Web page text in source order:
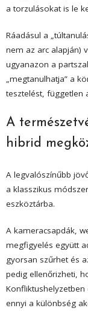
a torzulásokat is le
Ráadásul a
nem az arc alapján)
ugyanazon a
„megtanulhatja” a
tesztelést, független
A
hibrid
A legvalószínűbb
a klasszikus
eszköztárba.
A kameracsapdák,
megfigyelés együtt
gyorsan szűrhet és
pedig ellenőrizheti,
ennyi a különbség